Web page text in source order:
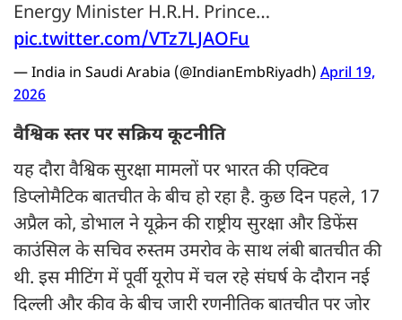
Energy Minister H.R.H. Prince…
pic.twitter.com/VTz7LJAOFu
— India in Saudi Arabia (@IndianEmbRiyadh) April 19,
2026
वैश्विक स्तर पर सक्रिय कूटनीति
यह दौरा वैश्विक सुरक्षा मामलों पर भारत की एक्टिव
डिप्लोमैटिक बातचीत के बीच हो रहा है. कुछ दिन पहले, 17
अप्रैल को, डोभाल ने यूक्रेन की राष्ट्रीय सुरक्षा और डिफेंस
काउंसिल के सचिव रुस्तम उमरोव के साथ लंबी बातचीत की
थी. इस मीटिंग में पूर्वी यूरोप में चल रहे संघर्ष के दौरान नई
दिल्ली और कीव के बीच जारी रणनीतिक बातचीत पर जोर